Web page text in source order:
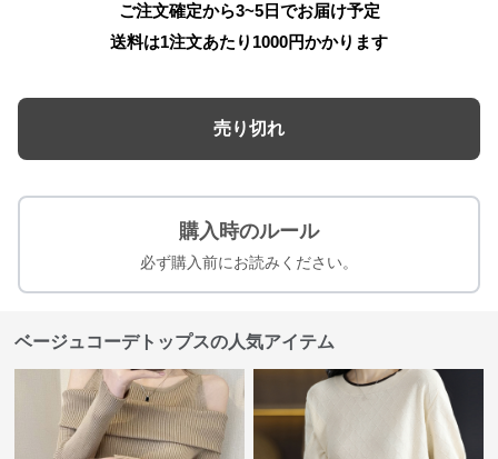
ご注文確定から3~5日でお届け予定
送料は1注文あたり 1000円かかります
売り切れ
購入時のルール
必ず購入前にお読みください。
ベージュコーデトップスの人気アイテム